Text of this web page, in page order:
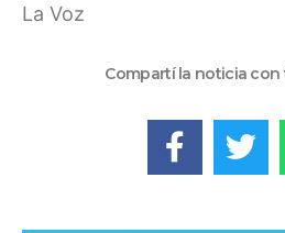
La Voz
Compartí la noticia